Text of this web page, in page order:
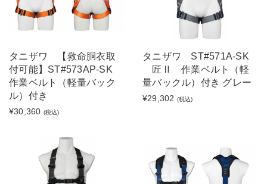
タニザワ 【救命胴衣取
付可能】ST#573AP-SK
作業ベルト（軽量バック
ル）付き
¥30,360 (税込)
タニザワ ST#571A-SK
匠Ⅱ 作業ベルト（軽
量バックル）付き グレー
¥29,302 (税込)